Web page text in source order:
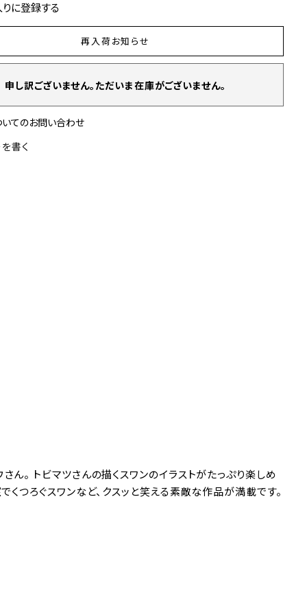
に登録する
再入荷お知らせ
申し訳ございません。ただいま在庫がございません。
てのお問い合わせ
書く
。 トビマツさんの描くスワンのイラストがたっぷり楽しめ
つろぐスワンなど、クスッと笑える素敵な作品が満載です。